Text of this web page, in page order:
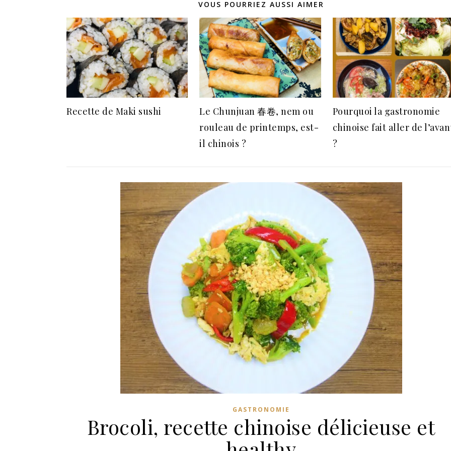
VOUS POURRIEZ AUSSI AIMER
Recette de Maki sushi
Le Chunjuan 春卷, nem ou
rouleau de printemps, est-
il chinois ?
Pourquoi la gastronomie
chinoise fait aller de
?
GASTRONOMIE
Brocoli, recette chinoise délicieuse et